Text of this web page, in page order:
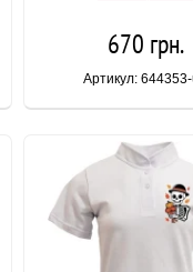
670 грн.
Артикул: